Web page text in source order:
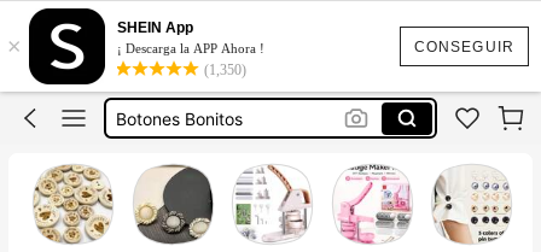
CONSEGUIR
×
SHEIN App
¡ Descarga la APP Ahora !
(1,350)
Botones
Botones Decorativos
Botones Bonitos
Botones